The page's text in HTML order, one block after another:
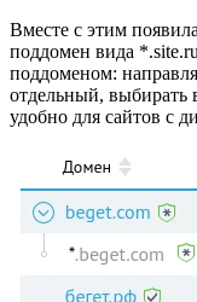
Вместе с этим
поддомен вида
поддоменом:
отдельный, выбирать
удобно для сайтов с